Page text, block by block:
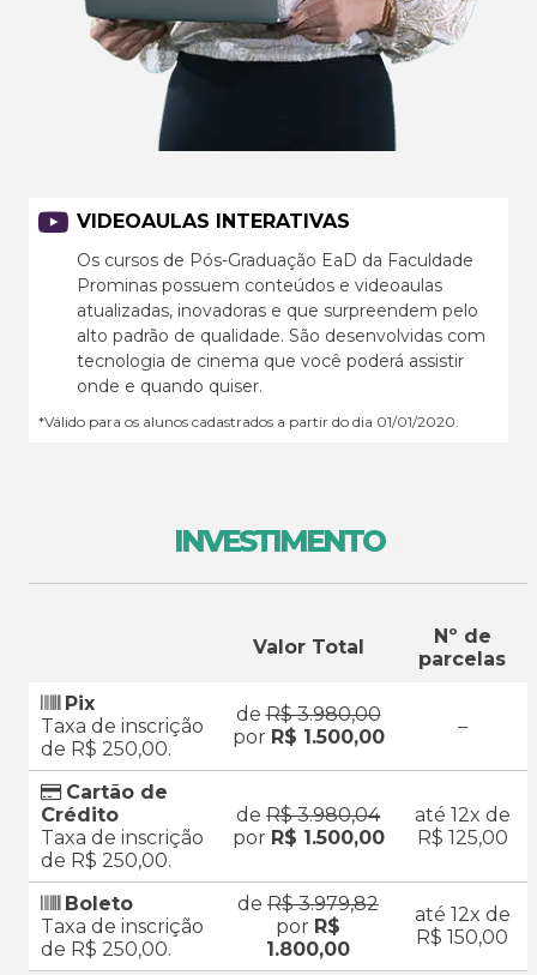
VIDEOAULAS INTERATIVAS
Os cursos de Pós-Graduação EaD da Faculdade
Prominas possuem conteúdos e videoaulas
atualizadas, inovadoras e que surpreendem pelo
alto padrão de qualidade. São desenvolvidas com
tecnologia de cinema que você poderá assistir
onde e quando quiser.
*Válido para os alunos cadastrados a partir do dia 01/01/2020.
INVESTIMENTO
Valor Total
Nº de
parcelas
Pix
Taxa de inscrição
de R$ 250,00.
deR$ 3.980,00
por R$ 1.500,00 –
Cartão de
Crédito
Taxa de inscrição
de R$ 250,00.
de R$ 3.980,04
por R$ 1.500,00
até 12x de
R$ 125,00
Boleto
Taxa de inscrição
de R$ 250,00.
de R$ 3.979,82
por R$
1.800,00
até 12x de
R$ 150,00